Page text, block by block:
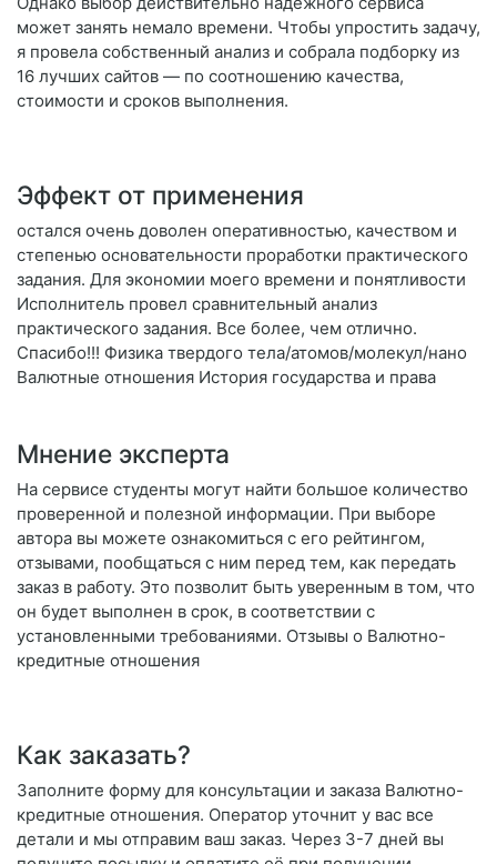
может занять немало времени. Чтобы упростить задачу,
я провела собственный анализ и собрала подборку из
16 лучших сайтов — по соотношению качества,
стоимости и сроков выполнения.
Эффект от применения
остался очень доволен оперативностью, качеством и
степенью основательности проработки практического
задания. Для экономии моего времени и понятливости
Исполнитель провел сравнительный анализ
практического задания. Все более, чем отлично.
Спасибо!!! Физика твердого тела/атомов/молекул/нано
Валютные отношения История государства и права
Мнение эксперта
На сервисе студенты могут найти большое количество
проверенной и полезной информации. При выборе
автора вы можете ознакомиться с его рейтингом,
отзывами, пообщаться с ним перед тем, как передать
заказ в работу. Это позволит быть уверенным в том, что
он будет выполнен в срок, в соответствии с
установленными требованиями. Отзывы о Валютно-
кредитные отношения
Как заказать?
Заполните форму для консультации и заказа Валютно-
кредитные отношения. Оператор уточнит у вас все
детали и мы отправим ваш заказ. Через 3-7 дней вы